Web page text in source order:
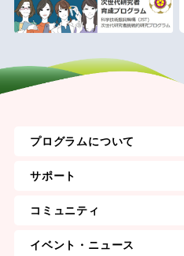
プログラムについて
サポート
コミュニティ
イベント・ニュース